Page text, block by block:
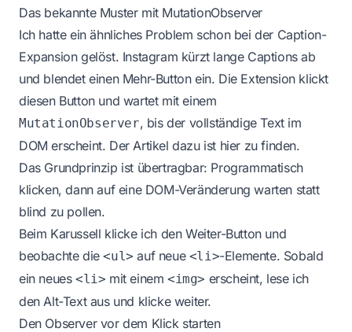
Das bekannte Muster mit MutationObserver
Ich hatte ein ähnliches Problem schon bei der Caption-
Expansion gelöst. Instagram kürzt lange Captions ab
und blendet einen Mehr-Button ein. Die Extension klickt
diesen Button und wartet mit einem
MutationObserver, bis der vollständige Text im
DOM erscheint. Der Artikel dazu ist hier zu finden.
Das Grundprinzip ist übertragbar: Programmatisch
klicken, dann auf eine DOM-Veränderung warten statt
blind zu pollen.
Beim Karussell klicke ich den Weiter-Button und
beobachte die<ul> auf neue <li>-Elemente. Sobald
ein neues <li> mit einem<img> erscheint, lese ich
den Alt-Text aus und klicke weiter.
Den Observer vor dem Klick starten